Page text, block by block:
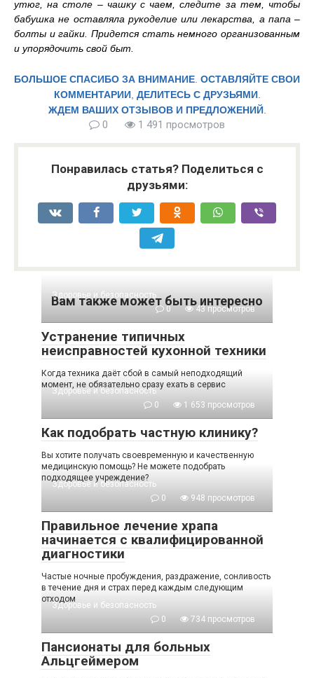
утюг, на столе – чашку с чаем, следите за тем, чтобы
бабушка не оставляла рукоделие или лекарства, а папа –
болты и гайки. Придется стать немного организованным
и упорядочить свой быт.
БОЛЬШОЕ СПАСИБО ЗА ВНИМАНИЕ. ОСТАВЛЯЙТЕ СВОИ
КОММЕНТАРИИ, ДЕЛИТЕСЬ С ДРУЗЬЯМИ.
ЖДЕМ ВАШИХ ОТЗЫВОВ И ПРЕДЛОЖЕНИЙ.
0 1 491 просмотров
Понравилась статья? Поделиться с
друзьями:
Вам также может быть интересно
Здоровье и безопасность
0
43 просмотров
Устранение типичных
неисправностей кухонной техники
Когда техника даёт сбой в самый неподходящий
момент, не обязательно сразу ехать в сервис
Здоровье и безопасность
0
1 653 просмотров
Как подобрать частную клинику?
Вы хотите получать своевременную и качественную
медицинскую помощь? Не можете подобрать
подходящее учреждение?
Здоровье и безопасность
0
948 просмотров
Правильное лечение храпа
начинается с квалифицированной
диагностики
Частые ночные пробуждения, раздражение, сонливость
в течение дня и страх перед каждым следующим
отходом
Здоровье и безопасность
0
734 просмотров
Пансионаты для больных
Альцгеймером